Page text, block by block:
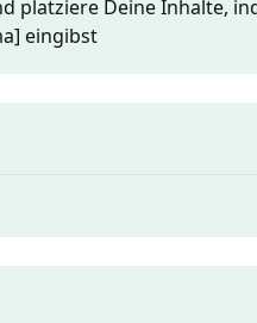
platziere Deine Inhalte,
eingibst